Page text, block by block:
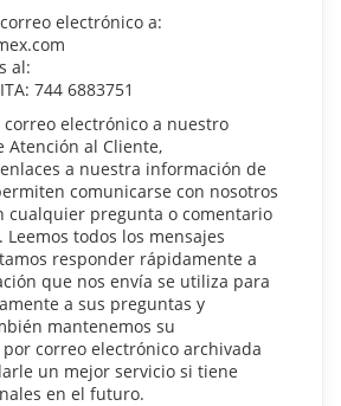
electrónico a:
al:
744 6883751
electrónico a nuestro
Atención al Cliente,
a nuestra información de
comunicarse con nosotros
cualquier pregunta o comentario
todos los mensajes
responder rápidamente a
que nos envía se utiliza para
a sus preguntas y
mantenemos su
correo electrónico archivada
un mejor servicio si tiene
en el futuro.